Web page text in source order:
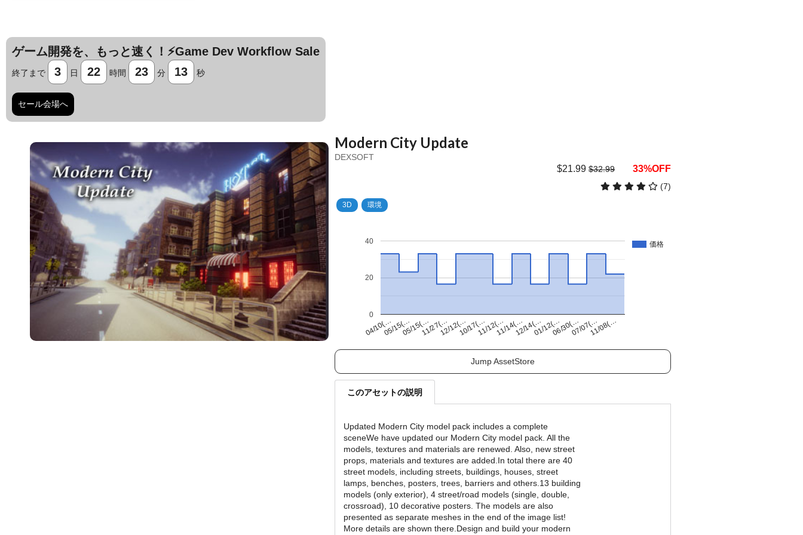
ゲーム開発を、もっと速く！⚡️Game Dev Workflow Sale
終了まで 3 日 22 時間 23 分 12 秒
セール会場へ
Modern City Update
DEXSOFT
$21.99$32.99 33%OFF
(7)
3D 環境
価格
04/10(…05/15(…05/15(…11/27(…12/12(…10/17(…11/12(…11/14(…12/14(…01/12(…06/30(…07/07(…11/08(…
0
20
40
Jump AssetStore
このアセットの説明
Updated Modern City model pack includes a complete
sceneWe have updated our Modern City model pack. All the
models, textures and materials are renewed. Also, new street
props, materials and textures are added.In total there are 40
street models, including streets, buildings, houses, street
lamps, benches, posters, trees, barriers and others.13 building
models (only exterior), 4 street/road models (single, double,
crossroad), 10 decorative posters. The models are also
presented as separate meshes in the end of the image list!
More details are shown there.Design and build your modern